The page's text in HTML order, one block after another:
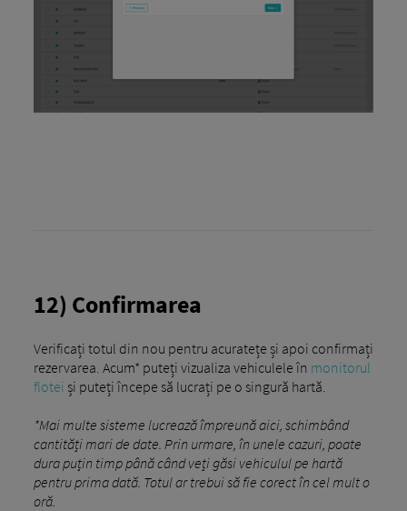
12) Confirmarea
Verificați totul din nou pentru acuratețe și apoi confirmați
rezervarea. Acum* puteți vizualiza vehiculele în monitorul
flotei și puteți începe să lucrați pe o singură hartă.
*Mai multe sisteme lucrează împreună aici, schimbând
cantități mari de date. Prin urmare, în unele cazuri, poate
dura puțin timp până când veți găsi vehiculul pe hartă
pentru prima dată. Totul ar trebui să fie corect în cel mult o
oră.